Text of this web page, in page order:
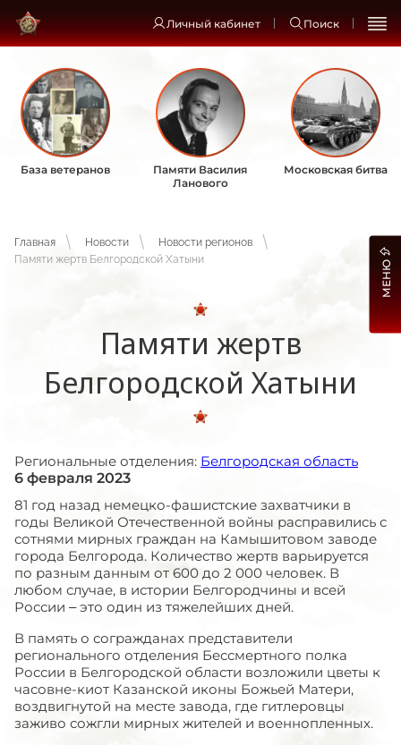
Личный кабинет Поиск
База ветеранов
Памяти Василия
Ланового
Московская битва
Главная Новости
Новости регионов
Памяти жертв Белгородской Хатыни
Памяти жертв
Белгородской Хатыни
Региональные отделения: Белгородская область
6 февраля 2023
81 год назад немецко-фашистские захватчики в
годы Великой Отечественной войны расправились с
сотнями мирных граждан на Камышитовом заводе
города Белгорода. Количество жертв варьируется
по разным данным от 600 до 2 000 человек. В
любом случае, в истории Белгородчины и всей
России – это один из тяжелейших дней.
В память о согражданах представители
регионального отделения Бессмертного полка
России в Белгородской области возложили цветы к
часовне-киот Казанской иконы Божьей Матери,
воздвигнутой на месте завода, где гитлеровцы
заживо сожгли мирных жителей и военнопленных.
МЕНЮ